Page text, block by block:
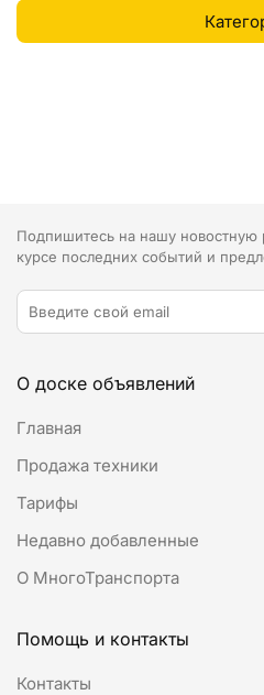
Подпишитесь на нашу новостную
курсе последних событий и
О доске объявлений
Главная
Продажа техники
Тарифы
Недавно добавленные
О МногоТранспорта
Помощь и контакты
Контакты